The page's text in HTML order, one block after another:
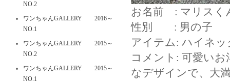
お名前 : マリスく
性別 : 男の子
アイテム: ハイネ
コメント: 可愛い
なデザインで、大
NO.2
ワンちゃんGALLERY 2016～
NO.1
ワンちゃんGALLERY 2015～
NO.2
ワンちゃんGALLERY 2015～
NO.1